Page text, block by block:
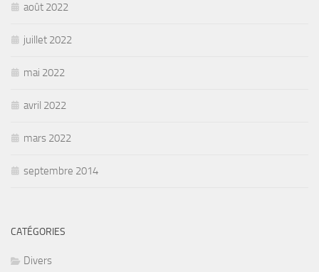
août 2022
juillet 2022
mai 2022
avril 2022
mars 2022
septembre 2014
CATÉGORIES
Divers